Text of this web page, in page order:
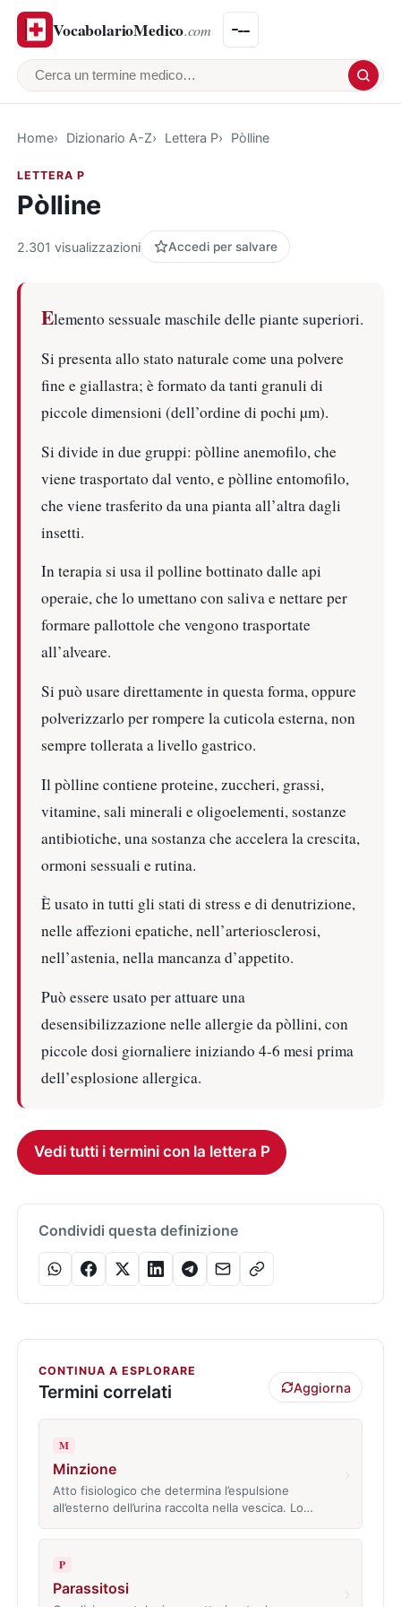
VocabolarioMedico.com
Cerca un termine medico
Home Dizionario A-Z Lettera P Pòlline
LETTERA P
Pòlline
2.301 visualizzazioni Accedi per salvare
Elemento sessuale maschile delle piante superiori.
Si presenta allo stato naturale come una polvere
fine e giallastra; è formato da tanti granuli di
piccole dimensioni (dell’ordine di pochi µm).
Si divide in due gruppi: pòlline anemofilo, che
viene trasportato dal vento, e pòlline entomofilo,
che viene trasferito da una pianta all’altra dagli
insetti.
In terapia si usa il polline bottinato dalle api
operaie, che lo umettano con saliva e nettare per
formare pallottole che vengono trasportate
all’alveare.
Si può usare direttamente in questa forma, oppure
polverizzarlo per rompere la cuticola esterna, non
sempre tollerata a livello gastrico.
Il pòlline contiene proteine, zuccheri, grassi,
vitamine, sali minerali e oligoelementi, sostanze
antibiotiche, una sostanza che accelera la crescita,
ormoni sessuali e rutina.
È usato in tutti gli stati di stress e di denutrizione,
nelle affezioni epatiche, nell’arteriosclerosi,
nell’astenia, nella mancanza d’appetito.
Può essere usato per attuare una
desensibilizzazione nelle allergie da pòllini, con
piccole dosi giornaliere iniziando 4-6 mesi prima
dell’esplosione allergica.
Vedi tutti i termini con la lettera P
Condividi questa definizione
CONTINUA A ESPLORARE
Termini correlati Aggiorna
M
Minzione
Atto fisiologico che determina l’espulsione
all’esterno dell’urina raccolta nella vescica. Lo…
P
Parassitosi